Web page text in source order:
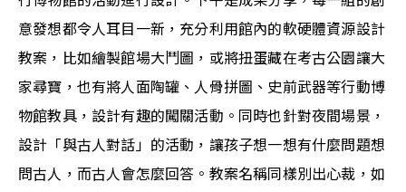
意發想都令人耳目一新，充分利用館內的軟硬體資源設計
教案，比如繪製館場大鬥圖，或將扭蛋藏在考古公園讓大
家尋寶，也有將人面陶罐、人骨拼圖、史前武器等行動博
物館教具，設計有趣的闖關活動。同時也針對夜間場景，
設計「與古人對話」的活動，讓孩子想一想有什麼問題想
問古人，而古人會怎麼回答。教案名稱同樣別出心裁，如